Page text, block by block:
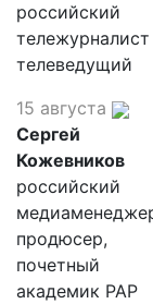
российский
телеведущий
15 августа
Сергей
Кожевников
российский
продюсер,
почетный
академик РАР